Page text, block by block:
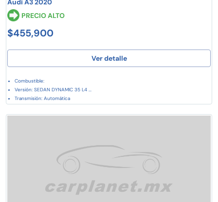
Audi A3 2020
PRECIO ALTO
$455,900
Ver detalle
Combustible:
Versión: SEDAN DYNAMIC 35 L4 ...
Transmisión: Automática